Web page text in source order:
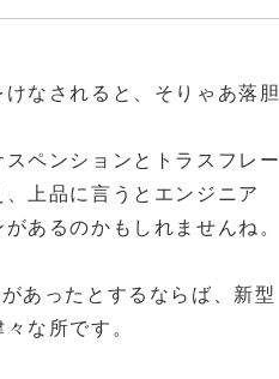
なされると、そりゃあ落胆
ペンションとトラスフレー
上品に言うとエンジニア
あるのかもしれませんね。
あったとするならば、新型
な所です。